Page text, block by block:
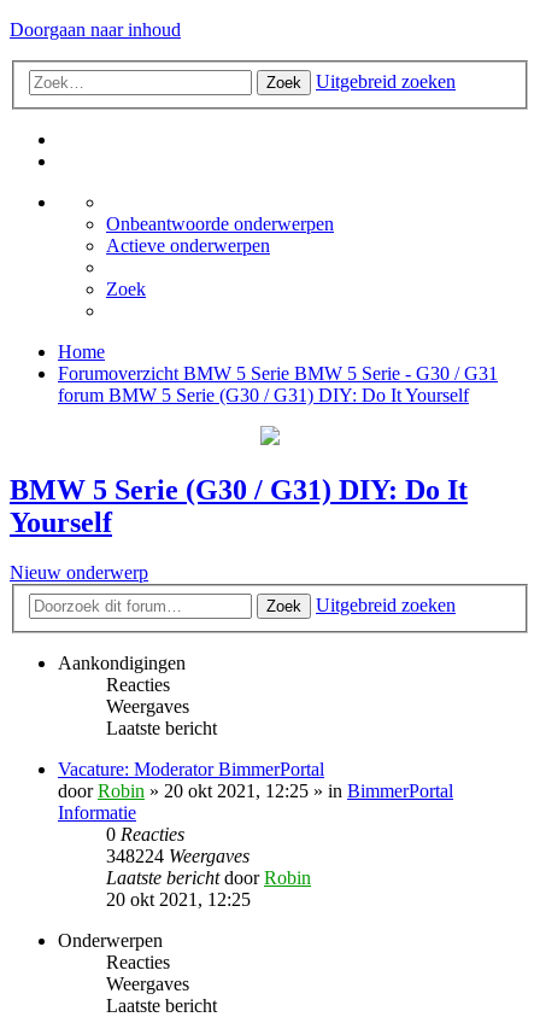
Doorgaan naar inhoud
Zoek Uitgebreid zoeken
Onbeantwoorde onderwerpen
Actieve onderwerpen
Zoek
Home
Forumoverzicht BMW 5 Serie BMW 5 Serie - G30 / G31
forum BMW 5 Serie (G30 / G31) DIY: Do It Yourself
BMW 5 Serie (G30 / G31) DIY: Do It
Yourself
Nieuw onderwerp
Zoek Uitgebreid zoeken
Aankondigingen
Reacties
Weergaves
Laatste bericht
Vacature: Moderator BimmerPortal
doorRobin » 20 okt 2021, 12:25 » in BimmerPortal
Informatie
0 Reacties
348224 Weergaves
Laatste berichtdoorRobin
20 okt 2021, 12:25
Onderwerpen
Reacties
Weergaves
Laatste bericht